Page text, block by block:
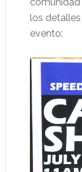
los
evento: